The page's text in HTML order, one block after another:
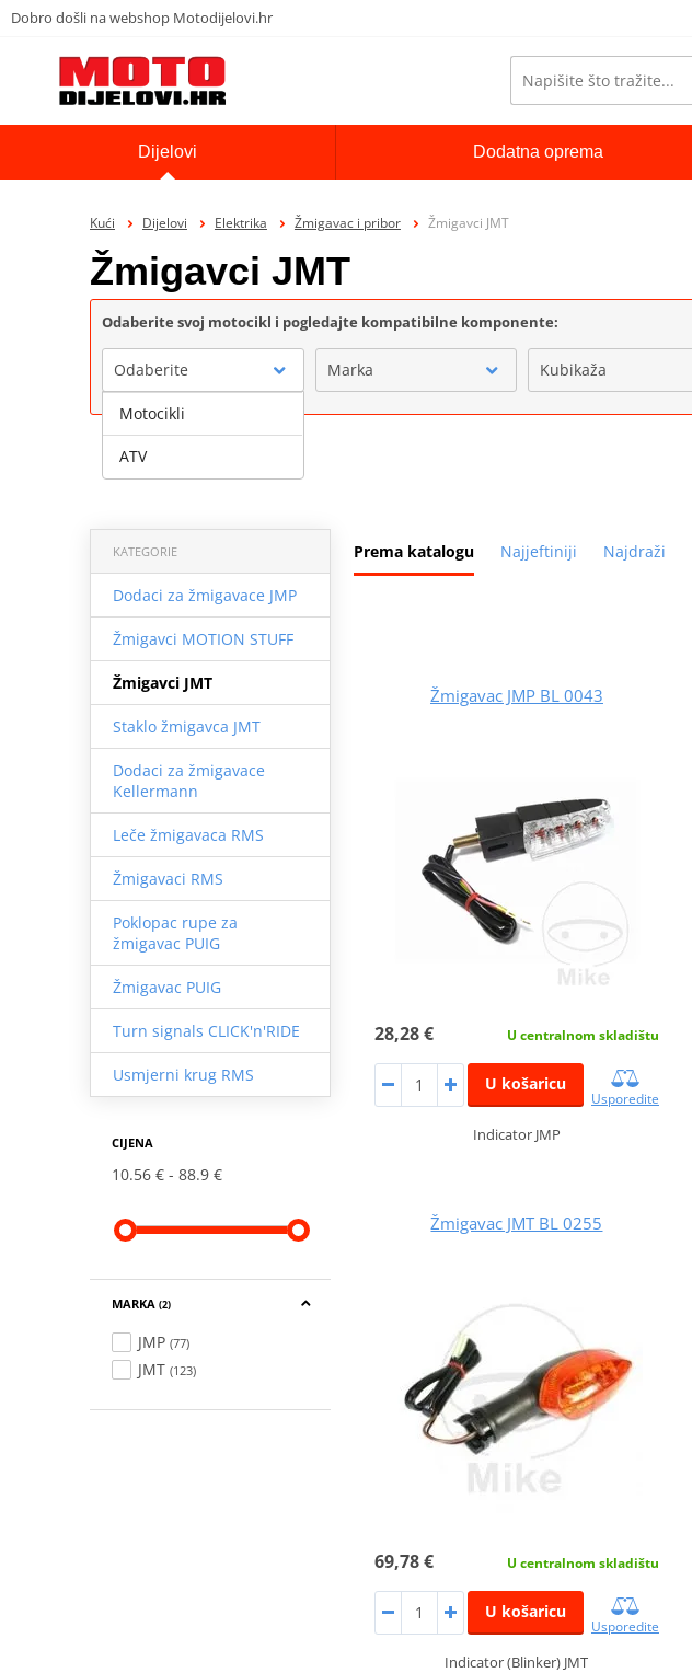
Dobro došli na webshop Motodijelovi.hr
Dijelovi Dodatna oprema
Kući Dijelovi Elektrika Žmigavac i pribor Žmigavci JMT
Žmigavci JMT
Odaberite svoj motocikl i pogledajte kompatibilne komponente:
Odaberite Marka Kubikaža
Prema katalogu Najjeftiniji Najdraži
KATEGORIE
Dodaci za žmigavace JMP
Žmigavci MOTION STUFF
Žmigavci JMT
Staklo žmigavca JMT
Dodaci za žmigavace
Kellermann
Leče žmigavaca RMS
Žmigavaci RMS
Poklopac rupe za
žmigavac PUIG
Žmigavac PUIG
Turn signals CLICK'n'RIDE
Usmjerni krug RMS
CIJENA
10.56 € 88.9 €
MARKA (2)
JMP (77)
JMT (123)
Žmigavac JMP BL 0043
28,28 € U centralnom skladištu
U košaricu
Usporedite
Indicator JMP
Žmigavac JMT BL 0255
69,78 € U centralnom skladištu
U košaricu
Usporedite
Indicator (Blinker) JMT
Motocikli
ATV